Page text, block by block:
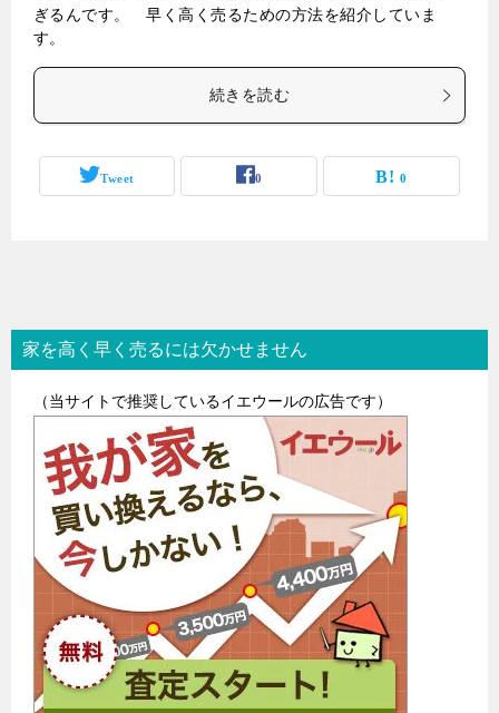
ぎるんです。 早く高く売るための方法を紹介していま
す。
続きを読む
Tweet 0 0
家を高く早く売るには欠かせません
（当サイトで推奨しているイエウールの広告です）